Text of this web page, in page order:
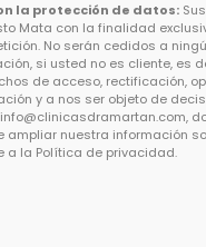
la protección de datos:
Mata con la finalidad
No serán cedidos a
si usted no es cliente, es
de acceso, rectificación,
y a nos ser objeto de
info@clinicasdramartan.com,
ampliar nuestra información
a la Política de privacidad.